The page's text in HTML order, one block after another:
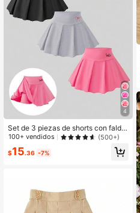
4
Set de 3 piezas de shorts con falda
plisada y estampado de moños, esti
100+ vendidos (500+)
$15.36 -7%